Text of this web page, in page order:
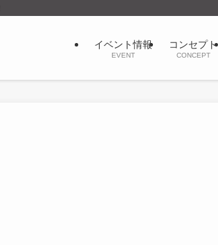
イベント情報
EVENT
コンセプト
CONCEPT